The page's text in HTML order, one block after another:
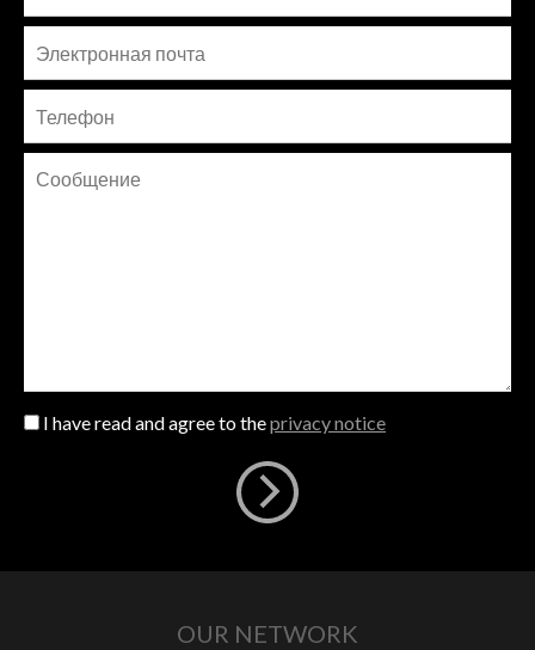
I have read and agree to theprivacy notice
OUR NETWORK